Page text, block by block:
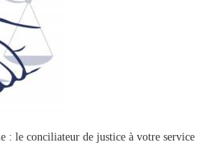
: le conciliateur de justice à votre service